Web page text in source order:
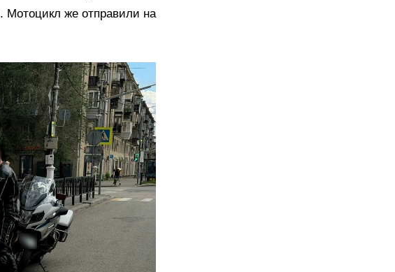
Мотоцикл же отправили на